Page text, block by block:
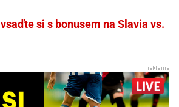
si s bonusem na Slavia vs.